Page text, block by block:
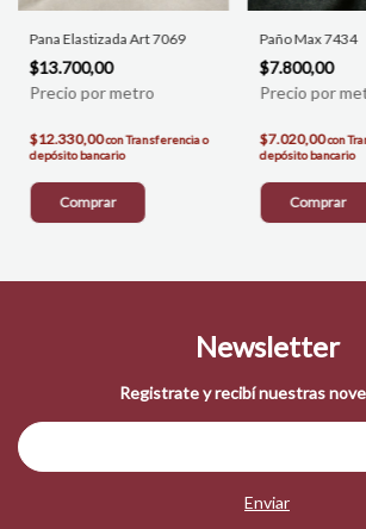
Pana Elastizada Art 7069
$13.700,00
$12.330,00conTransferencia o
depósito bancario
Comprar
Paño Max 7434
$7.800,00
$7.020,00con
depósito bancario
Comprar
Newsletter
Registrate y recibí nuestras